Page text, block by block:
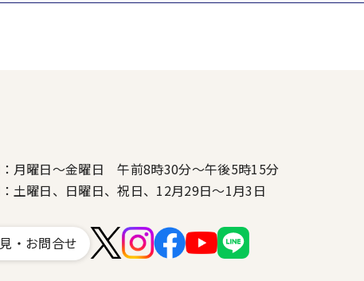
月曜日～金曜日 午前8時30分～午後5時15分
土曜日、日曜日、祝日、12月29日～1月3日
・お問合せ